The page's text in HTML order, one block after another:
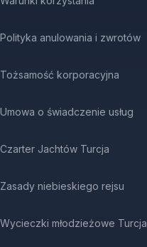
Polityka anulowania i zwrotów
Tożsamość korporacyjna
Umowa o świadczenie usług
Czarter Jachtów Turcja
Zasady niebieskiego rejsu
Wycieczki młodzieżowe Turcja